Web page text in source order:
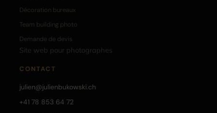
Décoration bureaux
Team building photo
Demande de devis
Site web pour photographes
CONTACT
julien@julienbukowski.ch
+41 78 853 64 72